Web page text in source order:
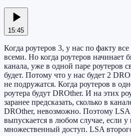
15:45
Когда роутеров 3, у нас по факту
всеми. Но когда роутеров начинает
канала, уже в одной паре роутеров
будет. Потому что у нас будет 2
не подружатся. Когда роутеров в
роутера будут DROther. И на этих
заранее предсказать, сколько в
DROther, невозможно. Поэтому
выпускается в любом случае, если у
множественный доступ. LSA